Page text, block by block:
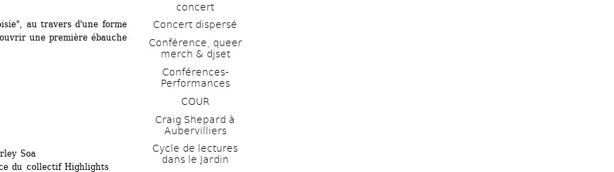
au travers d'une forme
une première ébauche
Soa
du collectif Highlights
concert
Concert dispersé
Conférence, queer
merch & djset
Conférences-
Performances
COUR
Craig Shepard à
Aubervilliers
Cycle de lectures
dans le Jardin